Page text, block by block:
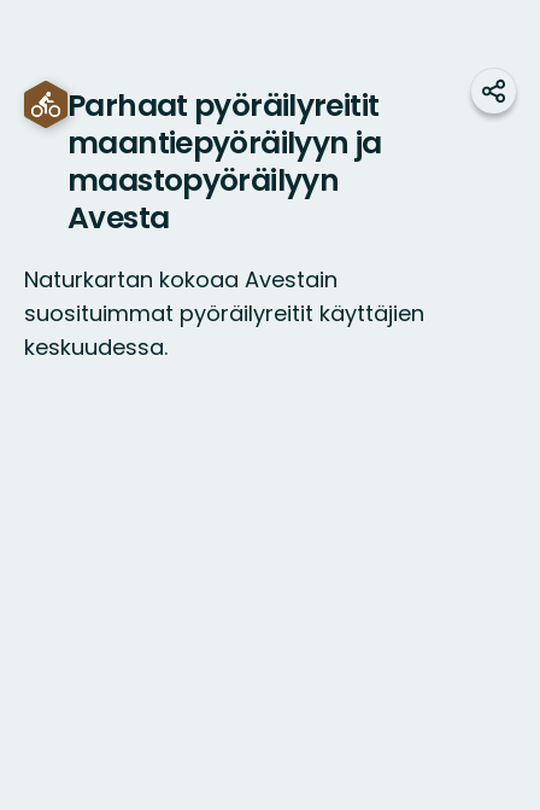
Parhaat pyöräilyreitit
maantiepyöräilyyn ja
maastopyöräilyyn
Avesta
Naturkartan kokoaa Avestain
suosituimmat pyöräilyreitit käyttäjien
keskuudessa.
Jaa